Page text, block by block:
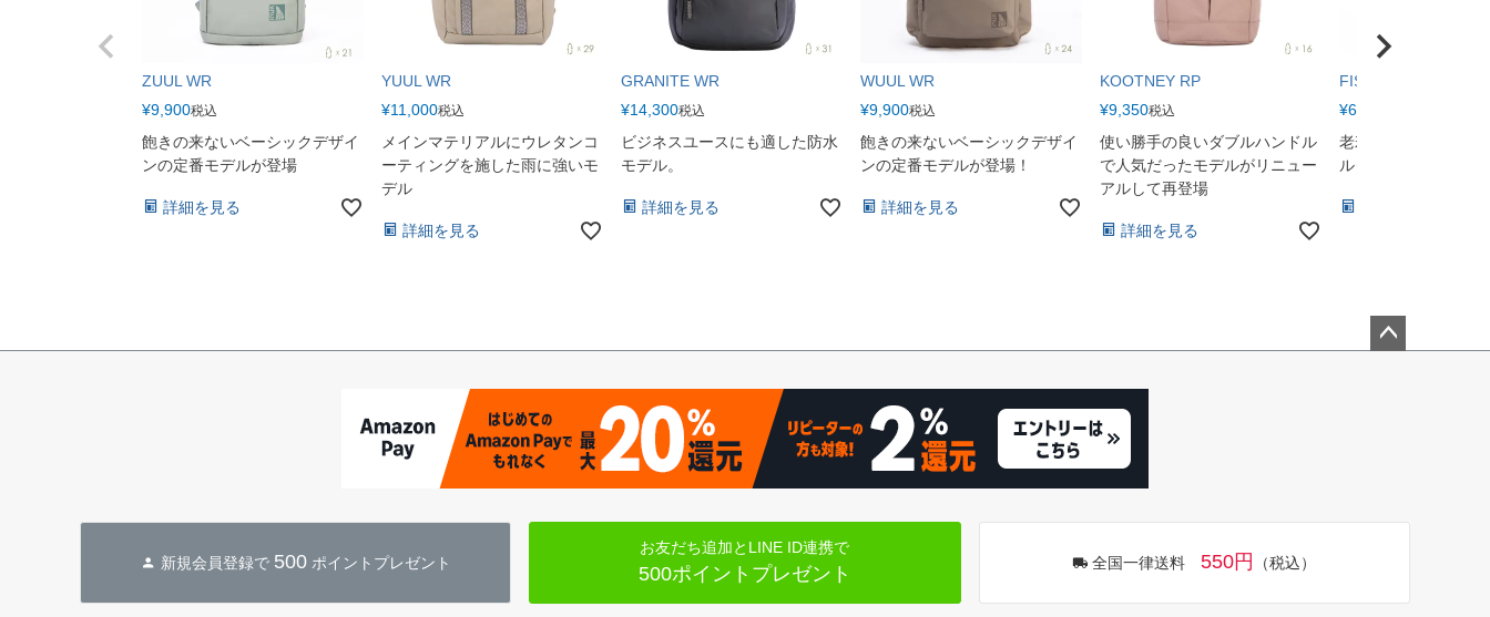
ZUUL WR
¥9,900税込
飽きの来ないベーシックデザイ
ンの定番モデルが登場
詳細を見る
YUUL WR
¥11,000税込
メインマテリアルにウレタンコ
ーティングを施した雨に強いモ
デル
詳細を見る
GRANITE WR
¥14,300税込
ビジネスユースにも適した防水
モデル。
詳細を見る
WUUL WR
¥9,900税込
飽きの来ないベーシックデザイ
ンの定番モデルが登場！
詳細を見る
KOOTNEY RP
¥9,350税込
使い勝手の良いダブルハンドル
で人気だったモデルがリニュー
アルして再登場
詳細を見る
FISHER RP
¥6,050
老若男女問わず人気
ルダーバッグ
新規会員登録で 500ポイントプレゼント
お友だち追加とLINE ID連携で
500ポイントプレゼント 全国一律送料550円 （税込）